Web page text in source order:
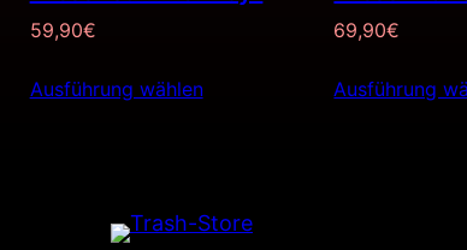
59,90€
Ausführung wählen
69,90€
Ausführung